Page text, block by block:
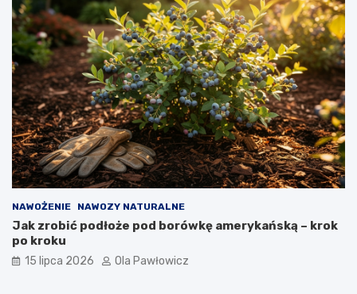
NAWOŻENIE NAWOZY NATURALNE
Jak zrobić podłoże pod borówkę amerykańską – krok
po kroku
15 lipca 2026 Ola Pawłowicz